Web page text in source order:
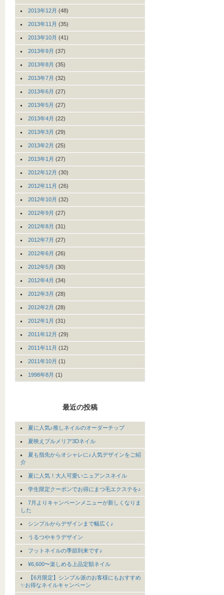
2013年12月 (48)
2013年11月 (35)
2013年10月 (41)
2013年9月 (37)
2013年8月 (35)
2013年7月 (32)
2013年6月 (27)
2013年5月 (27)
2013年4月 (22)
2013年3月 (29)
2013年2月 (25)
2013年1月 (27)
2012年12月 (30)
2012年11月 (26)
2012年10月 (32)
2012年9月 (27)
2012年8月 (31)
2012年7月 (27)
2012年6月 (26)
2012年5月 (30)
2012年4月 (34)
2012年3月 (28)
2012年2月 (28)
2012年1月 (31)
2011年12月 (29)
2011年11月 (12)
2011年10月 (1)
1998年8月 (1)
最近の投稿
夏に人気♪推しネイルのオーダーチップ
夏映えプルメリア3Dネイル
夏も指先からオシャレに♪人気デザインをご紹
介
夏に人気！大人可愛いニュアンスネイル
学生限定クーポンでお得にまつ毛エクステを♪
7月よりキャンペーンメニューが新しくなりま
した
シンプルからデザインまで幅広く♪
うるつやキラデザイン
フットネイルの季節到来です♪
¥6,600〜楽しめる上品定額ネイル
【6月限定】シンプル派のお客様にもおすすめ
✨お得なネイルキャンペーン